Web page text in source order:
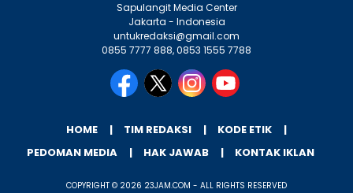
Sapulangit Media Center
Jakarta - Indonesia
untukredaksi@gmail.com
0855 7777 888, 0853 1555 7788
HOME TIM REDAKSI
KODE ETIK
PEDOMAN MEDIA
HAK JAWAB KONTAK IKLAN
COPYRIGHT © 2026 23JAM.COM - ALL RIGHTS RESERVED